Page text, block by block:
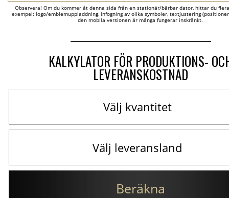
Observera! Om du kommer åt denna sida från en stationär/bärbar dator, hittar du
exempel: logo/emblemuppladdning, infogning av olika symboler, textjustering
den mobila versionen är många fungerar inskränkt.
KALKYLATOR FÖR PRODUKTIONS-
LEVERANSKOSTNAD
Beräkna